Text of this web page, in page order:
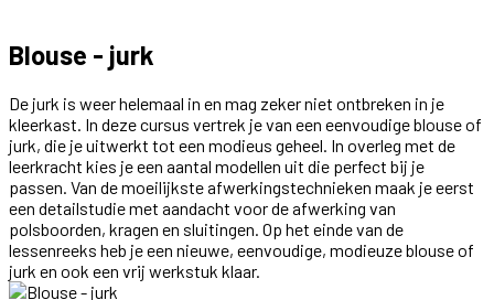
Blouse - jurk
De jurk is weer helemaal in en mag zeker niet ontbreken in je
kleerkast. In deze cursus vertrek je van een eenvoudige blouse of
jurk, die je uitwerkt tot een modieus geheel. In overleg met de
leerkracht kies je een aantal modellen uit die perfect bij je
passen. Van de moeilijkste afwerkingstechnieken maak je eerst
een detailstudie met aandacht voor de afwerking van
polsboorden, kragen en sluitingen. Op het einde van de
lessenreeks heb je een nieuwe, eenvoudige, modieuze blouse of
jurk en ook een vrij werkstuk klaar.